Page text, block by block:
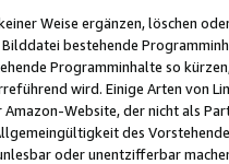
Weise ergänzen, löschen
bestehende
Programminhalte so
wird. Einige Arten von
Website, der nicht als
des
oder unentzifferbar